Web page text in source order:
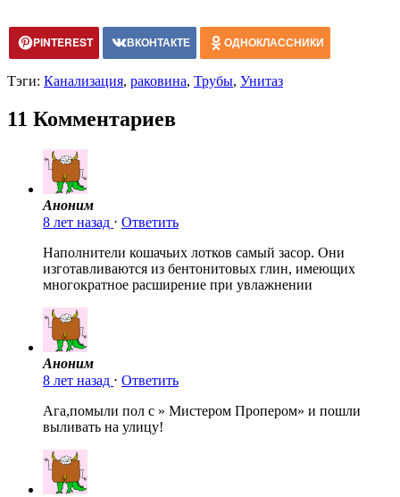
PINTEREST ВКОНТАКТЕ ОДНОКЛАССНИКИ
Тэги: Канализация, раковина, Трубы, Унитаз
11 Комментариев
Аноним
8 лет назад ⋅ Ответить
Наполнители кошачьих лотков самый засор. Они
изготавливаются из бентонитовых глин, имеющих
многократное расширение при увлажнении
Аноним
8 лет назад ⋅ Ответить
Ага,помыли пол с » Мистером Пропером» и пошли
выливать на улицу!